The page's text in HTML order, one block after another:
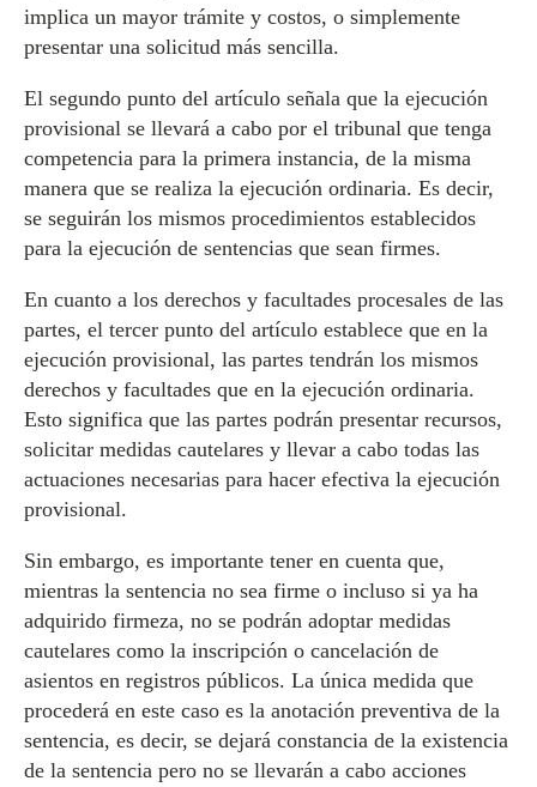
implica un mayor trámite y costos, o simplemente
presentar una solicitud más sencilla.
El segundo punto del artículo señala que la ejecución
provisional se llevará a cabo por el tribunal que tenga
competencia para la primera instancia, de la misma
manera que se realiza la ejecución ordinaria. Es decir,
se seguirán los mismos procedimientos establecidos
para la ejecución de sentencias que sean firmes.
En cuanto a los derechos y facultades procesales de las
partes, el tercer punto del artículo establece que en la
ejecución provisional, las partes tendrán los mismos
derechos y facultades que en la ejecución ordinaria.
Esto significa que las partes podrán presentar recursos,
solicitar medidas cautelares y llevar a cabo todas las
actuaciones necesarias para hacer efectiva la ejecución
provisional.
Sin embargo, es importante tener en cuenta que,
mientras la sentencia no sea firme o incluso si ya ha
adquirido firmeza, no se podrán adoptar medidas
cautelares como la inscripción o cancelación de
asientos en registros públicos. La única medida que
procederá en este caso es la anotación preventiva de la
sentencia, es decir, se dejará constancia de la existencia
de la sentencia pero no se llevarán a cabo acciones